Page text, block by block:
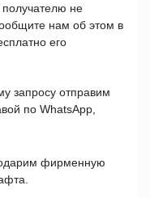
получателю не
нам об этом в
его
запросу отправим
по WhatsApp,
фирменную